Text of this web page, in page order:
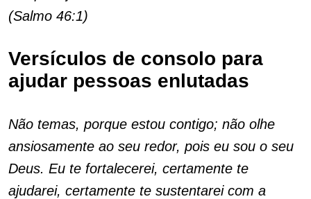
(Salmo 46:1)
Versículos de consolo para
ajudar pessoas enlutadas
Não temas, porque estou contigo; não olhe
ansiosamente ao seu redor, pois eu sou o seu
Deus. Eu te fortalecerei, certamente te
ajudarei, certamente te sustentarei com a